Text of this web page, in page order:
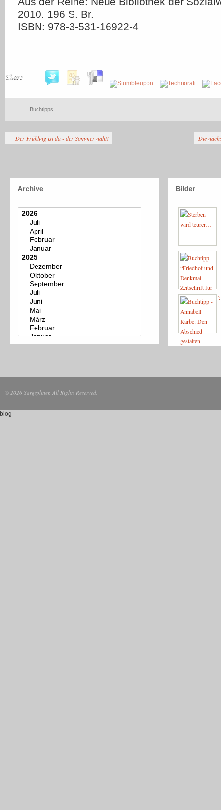
2010. 196 S. Br.
ISBN: 978-3-531-16922-4
Share
Buchtipps
Der Frühling ist da - der Sommer naht! Die
© 2026 Sargsplitter. All Rights Reserved.
blog